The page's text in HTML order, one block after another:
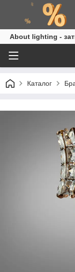
About lighting -
Каталог